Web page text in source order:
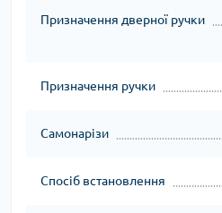
Призначення дверної ручки
Призначення ручки
Самонарізи
Спосіб встановлення